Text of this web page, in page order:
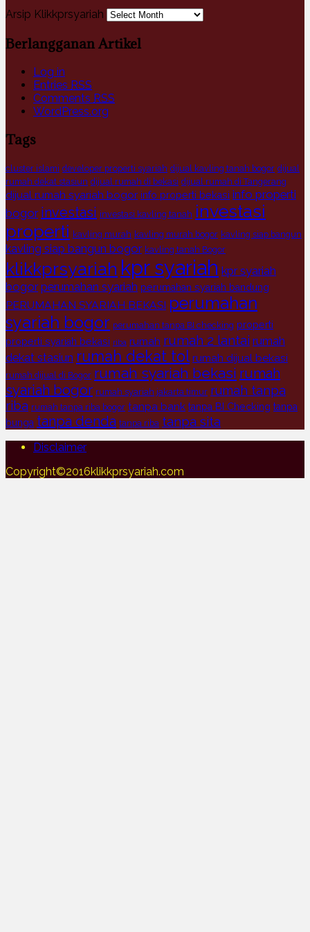
Arsip Klikkprsyariah
Berlangganan Artikel
Log in
Entries RSS
Comments RSS
WordPress.org
Tags
cluster islami developer properti syariah dijual kavling tanah bogor dijual
rumah dekat stasiun dijual rumah di bekasi dijual rumah di Tangerang
dijual rumah syariah bogor info properti bekasi info properti
bogor investasi investasi kavling tanah investasi
properti kavling murah kavling murah bogor kavling siap bangun
kavling siap bangun bogor kavling tanah Bogor
klikkprsyariah kpr syariah kpr syariah
bogor perumahan syariah perumahan syariah bandung
PERUMAHAN SYARIAH BEKASI perumahan
syariah bogor perumahan tanpa BI checking properti
properti syariah bekasi riba rumah rumah 2 lantai rumah
dekat stasiun rumah dekat tol rumah dijual bekasi
rumah dijual di Bogor rumah syariah bekasi rumah
syariah bogor rumah syariah jakarta timur rumah tanpa
riba rumah tanpa riba bogor tanpa bank tanpa BI Checking tanpa
bunga tanpa denda tanpa riba tanpa sita
Disclaimer
Copyright©2016klikkprsyariah.com